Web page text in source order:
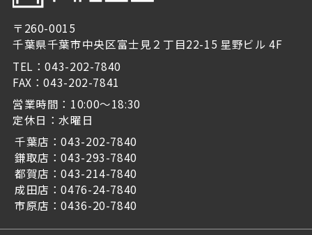
〒260-0015
千葉県千葉市中央区富士見２丁目22-15 星野ビル 4F
TEL：043-202-7840
FAX：043-202-7841
営業時間：10:00～18:30
定休日：水曜日
千葉店：043-202-7840
鎌取店：043-293-7840
都賀店：043-214-7840
成田店：0476-24-7840
市原店：0436-20-7840